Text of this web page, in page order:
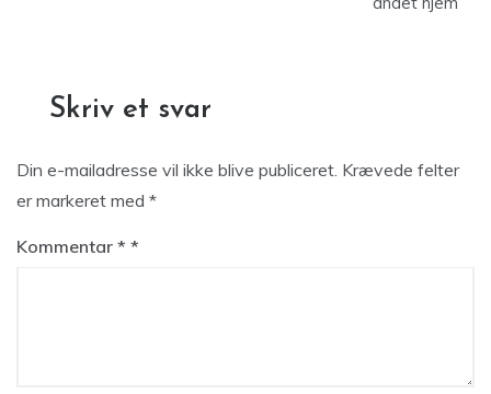
Skriv et svar
Din e-mailadresse vil ikke blive publiceret. Krævede felter
er markeret med *
Kommentar *